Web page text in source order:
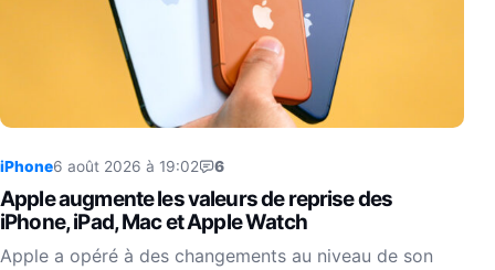
iPhone6 août 2026 à 19:02 6
Apple augmente les valeurs de reprise des
iPhone, iPad, Mac et Apple Watch
Apple a opéré à des changements au niveau de son